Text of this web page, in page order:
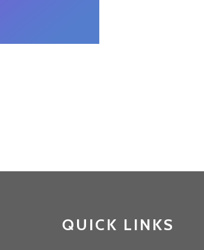
QUICK LINKS